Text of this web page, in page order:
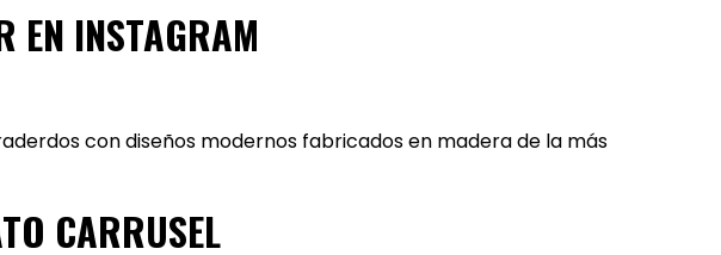
EN INSTAGRAM
con diseños modernos fabricados en madera de la más
CARRUSEL